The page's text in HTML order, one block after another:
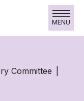
MENU
Committee